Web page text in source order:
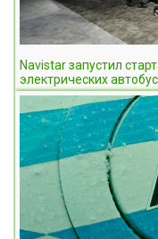
Navistar запустил
электрических